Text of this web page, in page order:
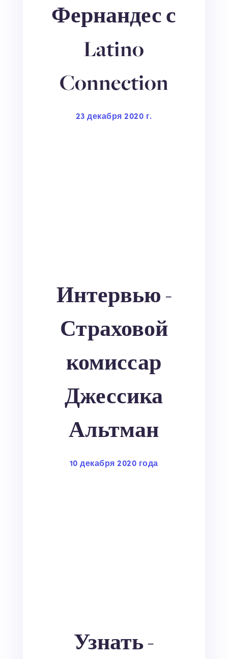
Фернандес с
Latino
Connection
23 декабря 2020 г.
Интервью -
Страховой
комиссар
Джессика
Альтман
10 декабря 2020 года
Узнать -